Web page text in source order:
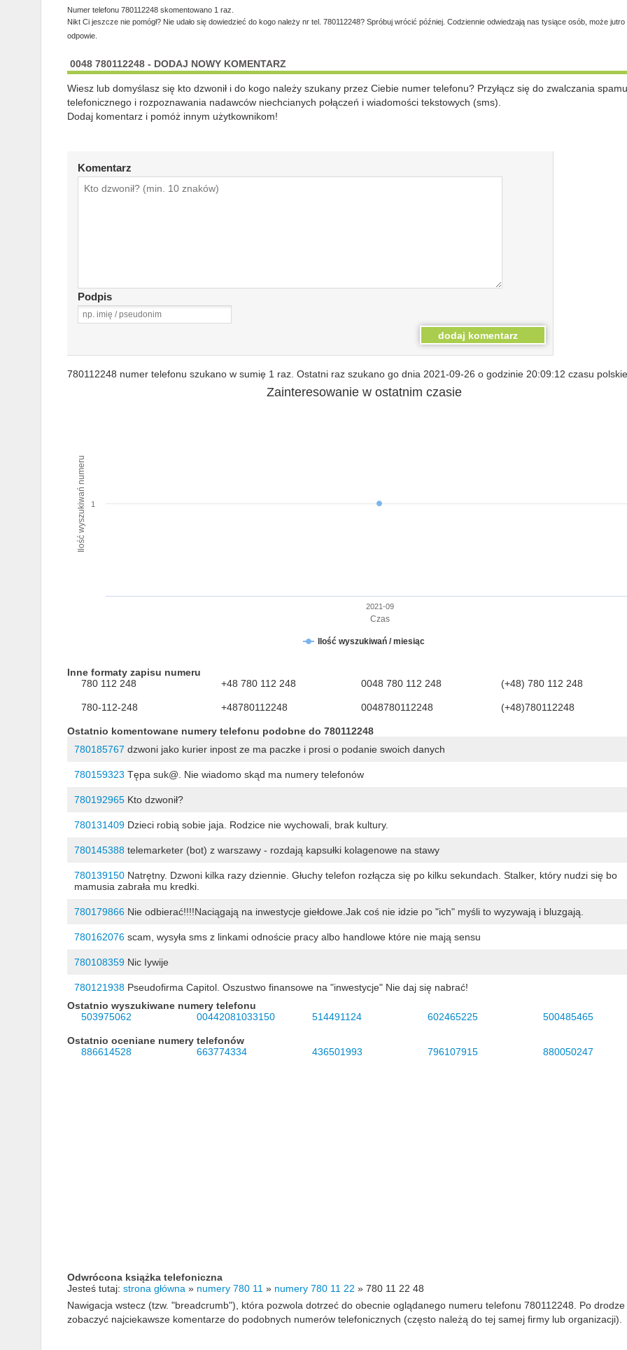
Numer telefonu 780112248 skomentowano 1 raz.
Nikt Ci jeszcze nie pomógł? Nie udało się dowiedzieć do kogo należy nr tel. 780112248? Spróbuj wrócić później. Codziennie odwiedzają nas tysiące osób, może
odpowie.
0048 780112248 - DODAJ NOWY KOMENTARZ
Wiesz lub domyślasz się kto dzwonił i do kogo należy szukany przez Ciebie numer telefonu? Przyłącz się do zwalczania spamu
telefonicznego i rozpoznawania nadawców niechcianych połączeń i wiadomości tekstowych (sms).
Dodaj komentarz i pomóż innym użytkownikom!
Komentarz
Podpis
780112248 numer telefonu szukano w sumię 1 raz. Ostatni raz szukano go dnia 2021-09-26 o godzinie 20:09:12 czasu
Czas
Ilość wyszukiwań numeru
Zainteresowanie w ostatnim czasie
Ilość wyszukiwań / miesiąc
2021-09
1
Inne formaty zapisu numeru
780 112 248
+48 780 112 248 0048 780 112 248 (+48) 780 112 248
780-112-248 +48780112248 0048780112248 (+48)780112248
Ostatnio komentowane numery telefonu podobne do 780112248
780185767 dzwoni jako kurier inpost ze ma paczke i prosi o podanie swoich danych
780159323 Tępa suk@. Nie wiadomo skąd ma numery telefonów
780192965Kto dzwonił?
780131409Dzieci robią sobie jaja. Rodzice nie wychowali, brak kultury.
780145388telemarketer (bot) z warszawy - rozdają kapsułki kolagenowe na stawy
780139150Natrętny. Dzwoni kilka razy dziennie. Głuchy telefon rozłącza się po kilku sekundach. Stalker, który nudzi się bo
mamusia zabrała mu kredki.
780179866Nie odbierać!!!!Naciągają na inwestycje giełdowe.Jak coś nie idzie po "ich" myśli to wyzywają i bluzgają.
780162076scam, wysyła sms z linkami odnoście pracy albo handlowe które nie mają sensu
780108359Nic Iywije
780121938Pseudofirma Capitol. Oszustwo finansowe na "inwestycje" Nie daj się nabrać!
Ostatnio wyszukiwane numery telefonu
503975062
00442081033150 514491124 602465225 500485465
Ostatnio oceniane numery telefonów
886614528
663774334 436501993 796107915 880050247
Odwrócona książka telefoniczna
Jesteś tutaj: strona główna » numery 780 11 » numery 780 11 22 » 780 11 22 48
Nawigacja wstecz (tzw. "breadcrumb"), która pozwola dotrzeć do obecnie oglądanego numeru telefonu 780112248. Po
zobaczyć najciekawsze komentarze do podobnych numerów telefonicznych (często należą do tej samej firmy lub organizacji).